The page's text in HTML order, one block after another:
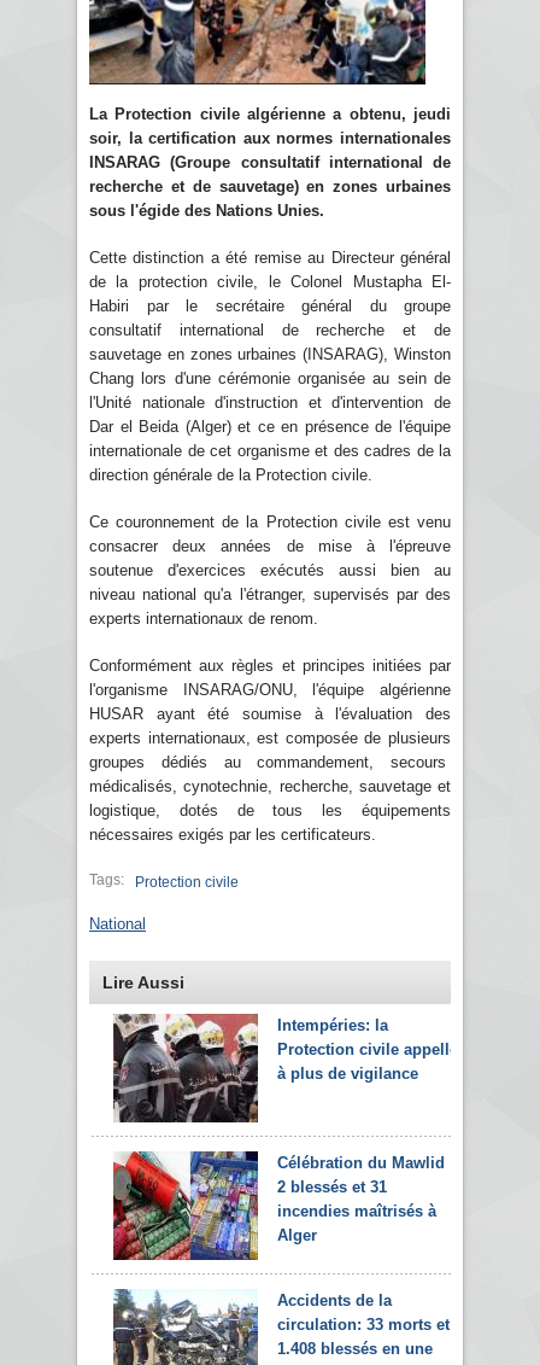
La Protection civile algérienne a obtenu, jeudi
soir, la certification aux normes internationales
INSARAG (Groupe consultatif international de
recherche et de sauvetage) en zones urbaines
sous l'égide des Nations Unies.
Cette distinction a été remise au Directeur général
de la protection civile, le Colonel Mustapha El-
Habiri par le secrétaire général du groupe
consultatif international de recherche et de
sauvetage en zones urbaines (INSARAG), Winston
Chang lors d'une cérémonie organisée au sein de
l'Unité nationale d'instruction et d'intervention de
Dar el Beida (Alger) et ce en présence de l'équipe
internationale de cet organisme et des cadres de la
direction générale de la Protection civile.
Ce couronnement de la Protection civile est venu
consacrer deux années de mise à l'épreuve
soutenue d'exercices exécutés aussi bien au
niveau national qu'a l'étranger, supervisés par des
experts internationaux de renom.
Conformément aux règles et principes initiées par
l'organisme INSARAG/ONU, l'équipe algérienne
HUSAR ayant été soumise à l'évaluation des
experts internationaux, est composée de plusieurs
groupes dédiés au commandement, secours
médicalisés, cynotechnie, recherche, sauvetage et
logistique, dotés de tous les équipements
nécessaires exigés par les certificateurs.
Tags: Protection civile
National
Lire Aussi
Intempéries: la
Protection civile appelle
à plus de vigilance
Célébration du Mawlid :
2 blessés et 31
incendies maîtrisés à
Alger
Accidents de la
circulation: 33 morts et
1.408 blessés en une